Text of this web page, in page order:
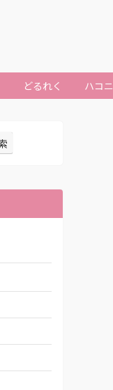
どるれく ハコ